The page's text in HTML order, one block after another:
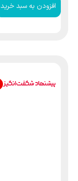
افزودن به سبد خرید